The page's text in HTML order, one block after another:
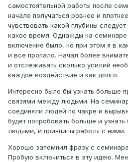
самостоятельной работы после
начало получаться ровнее и
чувствовать какой глубины
какое время. Однажды на
включение было, но при этом я в
и все пропало. Начал более
и отслеживать сколько усилий
каждое воздействие и как долго.
Интересно было бы узнать больше
связями между людьми. На
соединяли людей по чакре и
будет попробовать больше и
людьми, и принципы работы с ними.
Хорошо запомнил фразу с
Пробую включиться в эту идею.